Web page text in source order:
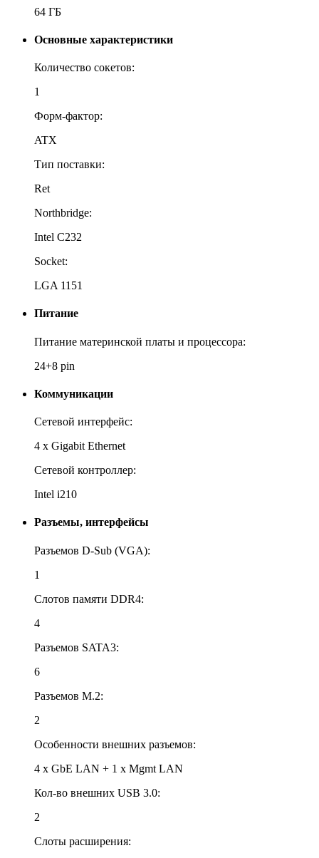
64 ГБ
Основные характеристики
Количество сокетов:
1
Форм-фактор:
ATX
Тип поставки:
Ret
Northbridge:
Intel C232
Socket:
LGA 1151
Питание
Питание материнской платы и процессора:
24+8 pin
Коммуникации
Сетевой интерфейс:
4 х Gigabit Ethernet
Сетевой контроллер:
Intel i210
Разъемы, интерфейсы
Разъемов D-Sub (VGA):
1
Слотов памяти DDR4:
4
Разъемов SATA3:
6
Разъемов M.2:
2
Особенности внешних разъемов:
4 x GbE LAN + 1 x Mgmt LAN
Кол-во внешних USB 3.0:
2
Слоты расширения: